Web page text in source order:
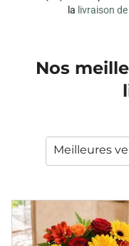
la livraison
Nos